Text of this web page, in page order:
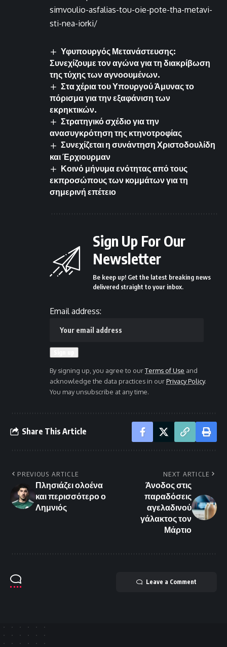
simvoulio-asfalias-tou-oie-pote-tha-metavi-
sti-nea-iorki/
Υφυπουργός Μετανάστευσης:
Συνεχίζουμε τον αγώνα για τη διακρίβωση
της τύχης των αγνοουμένων.
Στα χέρια του Υπουργού Άμυνας το
πόρισμα για την εξαφάνιση των
εκρηκτικών.
Στρατηγικό σχέδιο για την
ανασυγκρότηση της κτηνοτροφίας
Συνεχίζεται η συνάντηση Χριστοδουλίδη
και Έρχιουρμαν
Κοινό μήνυμα ενότητας από τους
εκπροσώπους των κομμάτων για τη
σημερινή επέτειο
Sign Up For Our
Newsletter
Be keep up! Get the latest breaking news
delivered straight to your inbox.
Email address:
By signing up, you agree to ourTerms of Use and
acknowledge the data practices in ourPrivacy Policy.
You may unsubscribe at any time.
Share This Article
PREVIOUS ARTICLE
Πλησιάζει ολοένα
και περισσότερο ο
Λημνιός
NEXT ARTICLE
Άνοδος στις
παραδόσεις
αγελαδινού
γάλακτος τον
Μάρτιο
Leave a Comment